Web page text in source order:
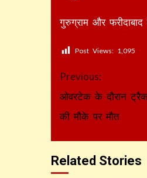
गुरुग्राम और
Post Views: 1,095
Continue
Reading
Previous:
ओवरटेक के दौरान
की मौके पर मौत
Related Stories